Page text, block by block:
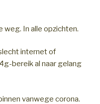
weg. In alle opzichten.
internet of
bereik al naar gelang
vanwege corona.